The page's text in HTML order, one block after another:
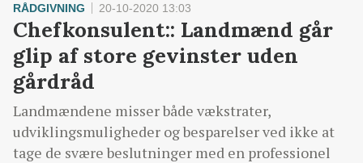
RÅDGIVNING 20-10-2020 13:03
Chefkonsulent:: Landmænd går
glip af store gevinster uden
gårdråd
Landmændene misser både vækstrater,
udviklingsmuligheder og besparelser ved ikke at
tage de svære beslutninger med en professionel